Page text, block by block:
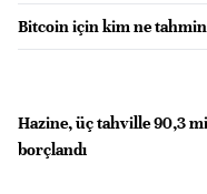
Bitcoin için kim ne
Hazine, üç tahville 90,3
borçlandı